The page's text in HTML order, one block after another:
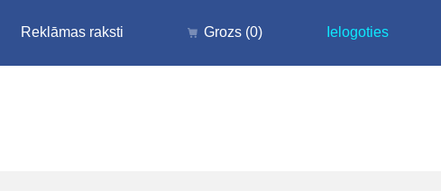
Reklāmas raksti Grozs (0) Ielogoties